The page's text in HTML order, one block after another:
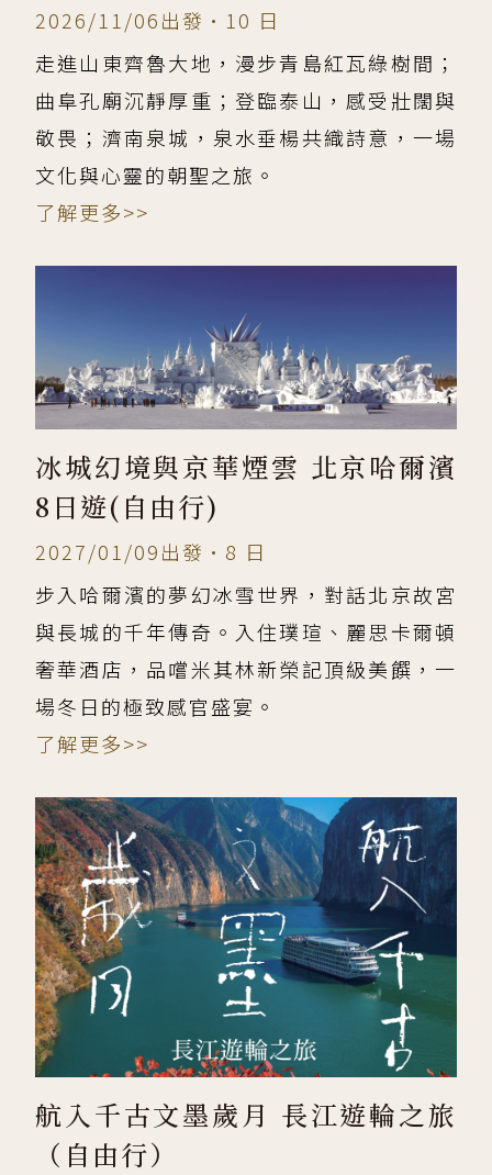
2026/11/06出發•10 日
走進山東齊魯大地，漫步青島紅瓦綠樹間；
曲阜孔廟沉靜厚重；登臨泰山，感受壯闊與
敬畏；濟南泉城，泉水垂楊共織詩意，一場
文化與心靈的朝聖之旅。
了解更多>>
冰城幻境與京華煙雲 北京哈爾濱
8日遊(自由行)
2027/01/09出發•8 日
步入哈爾濱的夢幻冰雪世界，對話北京故宮
與長城的千年傳奇。入住璞瑄、麗思卡爾頓
奢華酒店，品嚐米其林新榮記頂級美饌，一
場冬日的極致感官盛宴。
了解更多>>
航入千古文墨歲月 長江遊輪之旅
（自由行）